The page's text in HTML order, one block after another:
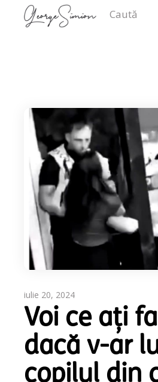
iulie 20, 2024
Voi ce ați
dacă v-ar
copilul din